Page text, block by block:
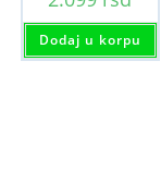
Dodaj u korpu